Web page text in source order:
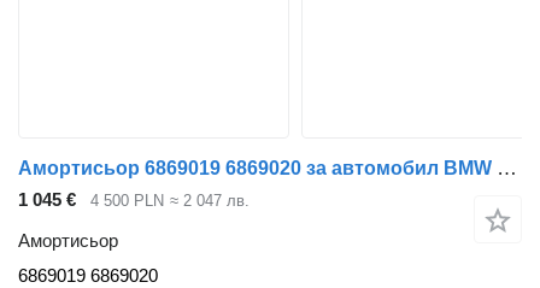
Амортисьор 6869019 6869020 за автомобил BMW X5 G05 X6 G06
1 045 € 4 500 PLN ≈ 2 047 лв.
Амортисьор
6869019 6869020